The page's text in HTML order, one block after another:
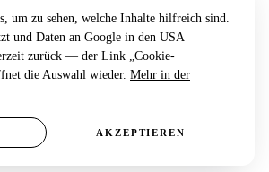
um zu sehen, welche Inhalte hilfreich sind.
und Daten an Google in den USA
zurück — der Link „Cookie-
die Auswahl wieder. Mehr in der
AKZEPTIEREN